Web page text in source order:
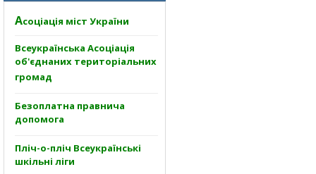
Асоціація міст України
Всеукраїнська Асоціація
об'єднаних територіальних
громад
Безоплатна правнича
допомога
Пліч-о-пліч Всеукраїнські
шкільні ліги